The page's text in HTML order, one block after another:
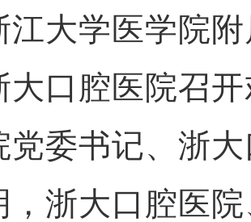
江大学医学院
大口腔医院召
党委书记、浙
，浙大口腔医